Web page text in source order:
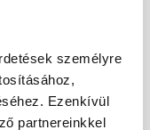
személyre
Ezenkívül
partnereinkkel